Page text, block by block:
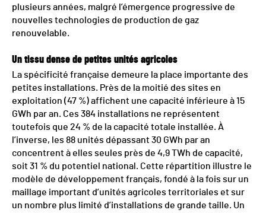
plusieurs années, malgré l’émergence progressive de
nouvelles technologies de production de gaz
renouvelable.
Un tissu dense de petites unités agricoles
La spécificité française demeure la place importante des
petites installations. Près de la moitié des sites en
exploitation (47 %) affichent une capacité inférieure à 15
GWh par an. Ces 384 installations ne représentent
toutefois que 24 % de la capacité totale installée. À
l’inverse, les 88 unités dépassant 30 GWh par an
concentrent à elles seules près de 4,9 TWh de capacité,
soit 31 % du potentiel national. Cette répartition illustre le
modèle de développement français, fondé à la fois sur un
maillage important d’unités agricoles territoriales et sur
un nombre plus limité d’installations de grande taille. Un